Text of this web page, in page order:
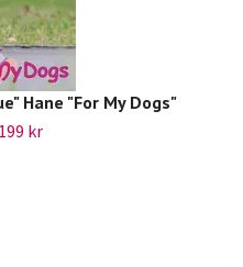
Hane "For My Dogs"
199 kr